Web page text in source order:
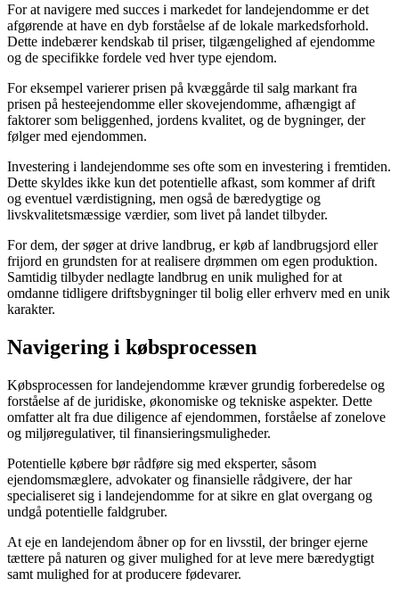
For at navigere med succes i markedet for landejendomme er det
afgørende at have en dyb forståelse af de lokale markedsforhold.
Dette indebærer kendskab til priser, tilgængelighed af ejendomme
og de specifikke fordele ved hver type ejendom.
For eksempel varierer prisen på kvæggårde til salg markant fra
prisen på hesteejendomme eller skovejendomme, afhængigt af
faktorer som beliggenhed, jordens kvalitet, og de bygninger, der
følger med ejendommen.
Investering i landejendomme ses ofte som en investering i fremtiden.
Dette skyldes ikke kun det potentielle afkast, som kommer af drift
og eventuel værdistigning, men også de bæredygtige og
livskvalitetsmæssige værdier, som livet på landet tilbyder.
For dem, der søger at drive landbrug, er køb af landbrugsjord eller
frijord en grundsten for at realisere drømmen om egen produktion.
Samtidig tilbyder nedlagte landbrug en unik mulighed for at
omdanne tidligere driftsbygninger til bolig eller erhverv med en unik
karakter.
Navigering i købsprocessen
Købsprocessen for landejendomme kræver grundig forberedelse og
forståelse af de juridiske, økonomiske og tekniske aspekter. Dette
omfatter alt fra due diligence af ejendommen, forståelse af zonelove
og miljøregulativer, til finansieringsmuligheder.
Potentielle købere bør rådføre sig med eksperter, såsom
ejendomsmæglere, advokater og finansielle rådgivere, der har
specialiseret sig i landejendomme for at sikre en glat overgang og
undgå potentielle faldgruber.
At eje en landejendom åbner op for en livsstil, der bringer ejerne
tættere på naturen og giver mulighed for at leve mere bæredygtigt
samt mulighed for at producere fødevarer.